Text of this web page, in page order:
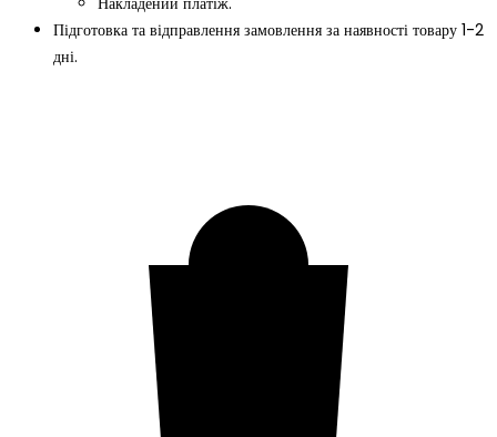
Підготовка та відправлення замовлення за наявності товару 1-2
дні.